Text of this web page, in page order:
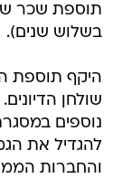
בשלוש שנים).
היקף תוספת
שולחן
נוספים
להגדיל את
והחברות